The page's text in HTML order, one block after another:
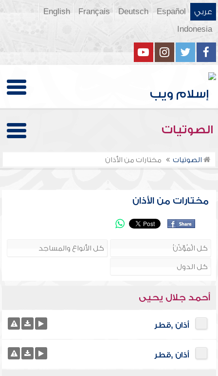
عربي Español
Deutsch
Français
English
Indonesia
الصوتيات
الصوتيات مختارات من الأذان
مختارات من الأذان
أحمد جلال يحيى
أذان ,قطر
أذان ,قطر